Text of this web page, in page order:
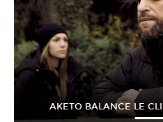
AKETO BALANCE LE